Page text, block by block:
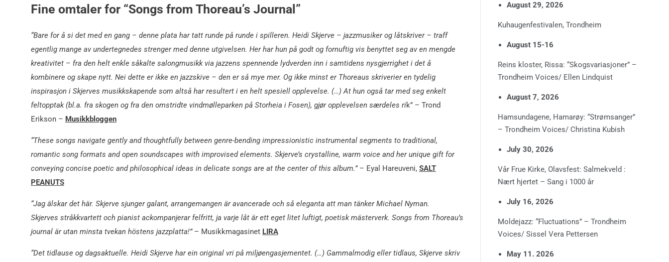
Fine omtaler for “Songs from Thoreau’s Journal”
“Bare for å si det med en gang – denne plata har tatt runde på runde i spilleren. Heidi Skjerve – jazzmusiker og låtskriver – traff
egentlig mange av undertegnedes strenger med denne utgivelsen. Her har hun på godt og fornuftig vis benyttet seg av en mengde
kreativitet – fra den helt enkle såkalte salongmusikk via jazzens spennende lydverden inn i samtidens nysgjerrighet i det å
kombinere og skape nytt. Nei dette er ikke en jazzskive – den er så mye mer. Og ikke minst er Thoreaus skriverier en tydelig
inspirasjon i Skjerves musikkskapende som altså har resultert i en helt spesiell opplevelse. (…) At hun også tar med seg enkelt
feltopptak (bl.a. fra skogen og fra den omstridte vindmølleparken på Storheia i Fosen), gjør opplevelsen særdeles rik” – Trond
Erikson – Musikkbloggen
“These songs navigate gently and thoughtfully between genre-bending impressionistic instrumental segments to traditional,
romantic song formats and open soundscapes with improvised elements. Skjerve’s crystalline, warm voice and her unique gift for
conveying concise poetic and philosophical ideas in delicate songs are at the center of this album.” – Eyal Hareuveni, SALT
PEANUTS
“Jag älskar det här. Skjerve sjunger galant, arrangemangen är avancerade och så eleganta att man tänker Michael Nyman.
Skjerves stråkkvartett och pianist ackompanjerar felfritt, ja varje låt är ett eget litet luftigt, poetisk mästerverk. Songs from Thoreau’s
journal är utan minsta tvekan höstens jazzplatta!”– Musikkmagasinet LIRA
“Det tidlause og dagsaktuelle. Heidi Skjerve har ein original vri på miljøengasjementet. (…) Gammalmodig eller tidlaus, Skjerve skriv
August 29, 2026
Kuhaugenfestivalen, Trondheim
August 15-16
Reins kloster, Rissa: “Skogsvariasjoner” –
Trondheim Voices/ Ellen Lindquist
August 7, 2026
Hamsundagene, Hamarøy: “Strømsanger”
– Trondheim Voices/ Christina Kubish
July 30, 2026
Vår Frue Kirke, Olavsfest: Salmekveld :
Nært hjertet – Sang i 1000 år
July 16, 2026
Moldejazz: “Fluctuations” – Trondheim
Voices/ Sissel Vera Pettersen
May 11. 2026